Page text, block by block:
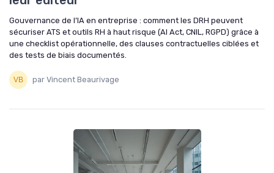
Gouvernance de l’IA en entreprise : comment les DRH peuvent
sécuriser ATS et outils RH à haut risque (AI Act, CNIL, RGPD) grâce à
une checklist opérationnelle, des clauses contractuelles ciblées et
des tests de biais documentés.
par Vincent Beaurivage